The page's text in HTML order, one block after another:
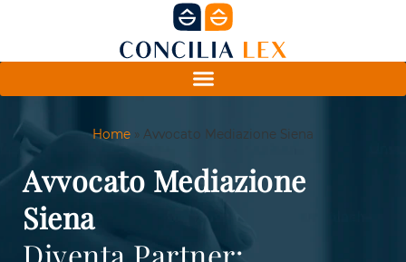
Home » Avvocato Mediazione Siena
Avvocato Mediazione
Siena